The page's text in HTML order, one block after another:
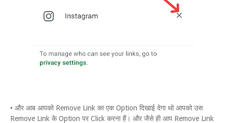
• और आब आपको Remove Link का एक Option दिखाई देगा थो आपको उस
Remove Link के Option पर Click करना हैं। और जैसे ही आप Remove Link